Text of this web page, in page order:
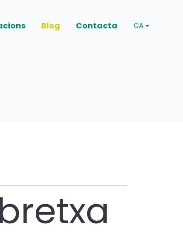
Blog Contacta CA